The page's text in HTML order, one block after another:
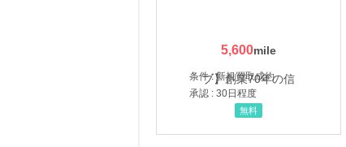
5,600
条件 : 新規買取成約
承認 : 30日程度
無料